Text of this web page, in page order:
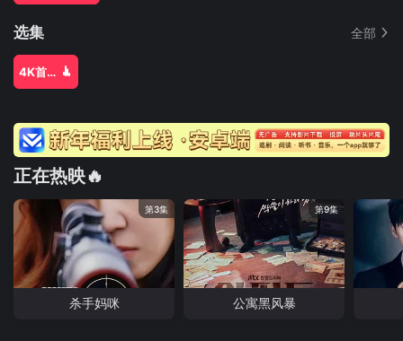
选集 全部
4K首家独播
正在热映🔥
第3集
杀手妈咪
第9集
公寓黑风暴